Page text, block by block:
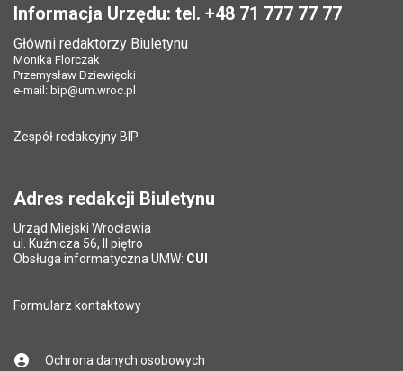
Data opublikowania:
13.09.2023 10:36
Ostatnio zaktualizował:
Data ostatniej aktualizacji:
Ostatnio zaktualizował:
Data ostatniej aktualizacji:
Twój adres e-mail
Tytuł e-mailaPole wymagane
*
Adres e-mail znajomego
Pytanie antyspamowe
*
Pole wymagane
Informacja Urzędu: tel. +48 71 777 77 77
Główni redaktorzy Biuletynu
Monika Florczak
Przemysław Dziewięcki
e-mail: bip@um.wroc.pl
Zespół redakcyjny BIP
Adres redakcji Biuletynu
Urząd Miejski Wrocławia
ul. Kuźnicza 56, II piętro
Obsługa informatyczna UMW: CUI
Formularz kontaktowy
Ochrona danych osobowych